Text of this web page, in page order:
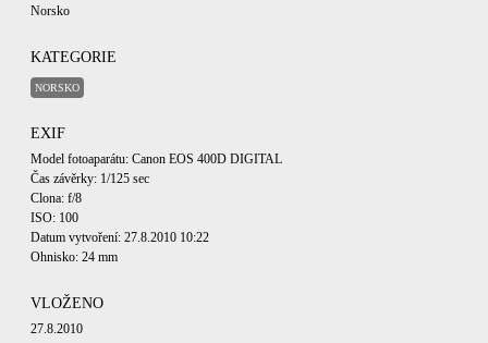
Norsko
KATEGORIE
NORSKO
EXIF
Model fotoaparátu: Canon EOS 400D DIGITAL
Čas závěrky: 1/125 sec
Clona: f/8
ISO: 100
Datum vytvoření: 27.8.2010 10:22
Ohnisko: 24 mm
VLOŽENO
27.8.2010